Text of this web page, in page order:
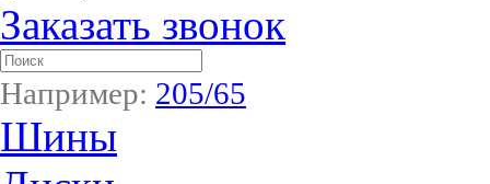
Заказать звонок
Например: 205/65
Шины